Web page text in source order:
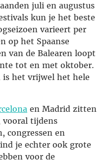
juli en augustus
kun je het beste
varieert per
op het Spaanse
van de Balearen loopt
tot en met oktober.
is het vrijwel het hele
en Madrid zitten
vooral tijdens
congressen en
je echter ook grote
voor de